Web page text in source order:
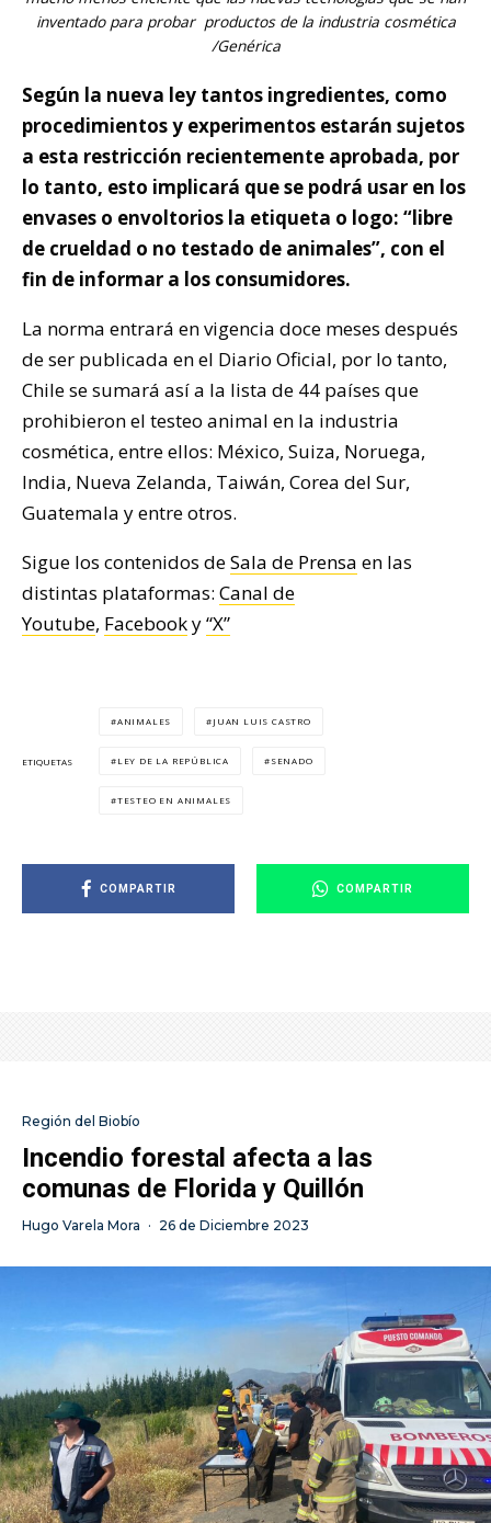
inventado para probar productos de la industria cosmética
/Genérica
Según la nueva ley tantos ingredientes, como
procedimientos y experimentos estarán sujetos
a esta restricción recientemente aprobada, por
lo tanto, esto implicará que se podrá usar en los
envases o envoltorios la etiqueta o logo: “libre
de crueldad o no testado de animales”, con el
fin de informar a los consumidores.
La norma entrará en vigencia doce meses después
de ser publicada en el Diario Oficial, por lo tanto,
Chile se sumará así a la lista de 44 países que
prohibieron el testeo animal en la industria
cosmética, entre ellos: México, Suiza, Noruega,
India, Nueva Zelanda, Taiwán, Corea del Sur,
Guatemala y entre otros.
Sigue los contenidos deSala de Prensa en las
distintas plataformas: Canal de
Youtube, Facebooky“X”
ETIQUETAS
ANIMALES JUAN LUIS CASTRO
LEY DE LA REPÚBLICA SENADO
TESTEO EN ANIMALES
COMPARTIR COMPARTIR
Región del Biobío
Incendio forestal afecta a las
comunas de Florida y Quillón
Hugo Varela Mora · 26 de Diciembre 2023